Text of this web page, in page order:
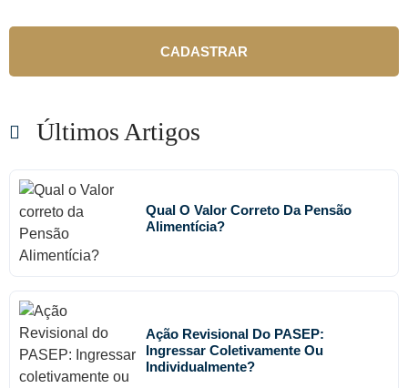
CADASTRAR
Últimos Artigos
Qual O Valor Correto Da Pensão
Alimentícia?
Ação Revisional Do PASEP:
Ingressar Coletivamente Ou
Individualmente?